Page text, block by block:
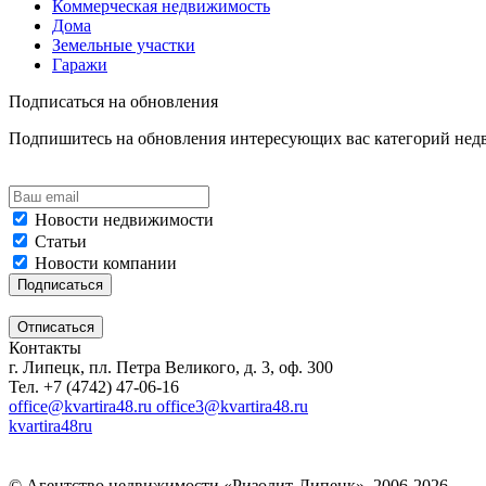
Коммерческая недвижимость
Дома
Земельные участки
Гаражи
Подписаться на обновления
Подпишитесь на обновления интересующих вас категорий
Новости недвижимости
Статьи
Новости компании
Контакты
г. Липецк, пл. Петра Великого, д. 3, оф. 300
Тел. +7 (4742) 47-06-16
office@kvartira48.ru office3@kvartira48.ru
kvartira48ru